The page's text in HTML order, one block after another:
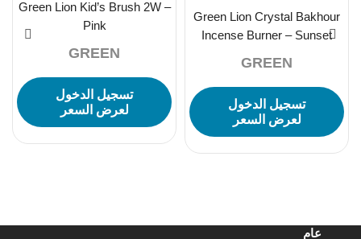
Green Lion Crystal Bakhour
Incense Burner – Sunset
GREEN
تسجيل الدخول
لعرض السعر
Green Lion Kid’s Brush 2W –
Pink
GREEN
تسجيل الدخول
لعرض السعر
عام